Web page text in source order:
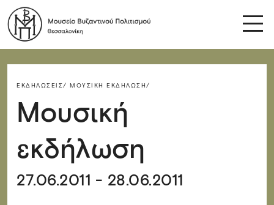
ΕΚΔΗΛΏΣΕΙΣ/ ΜΟΥΣΙΚΉ ΕΚΔΉΛΩΣΗ/
Μουσική
εκδήλωση
27.06.2011 - 28.06.2011